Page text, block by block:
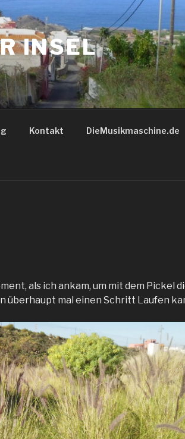
INSEL
Kontakt DieMusikmaschine.de
als ich ankam, um mit dem Pickel
überhaupt mal einen Schritt Laufen